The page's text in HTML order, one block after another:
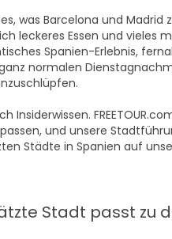
was Barcelona und Madrid
leckeres Essen und vieles
Spanien-Erlebnis,
normalen
und unsere
Städte in Spanien auf
Stadt passt zu